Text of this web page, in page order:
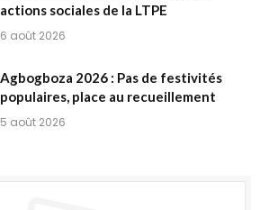
actions sociales de la LTPE
6 août 2026
Agbogboza 2026 : Pas de festivités
populaires, place au recueillement
5 août 2026